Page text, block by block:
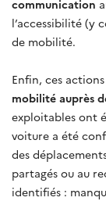
communication
l’accessibilité (y
de mobilité.
Enfin, ces
mobilité auprès
exploitables ont
voiture a été
des
partagés ou au
identifiés :